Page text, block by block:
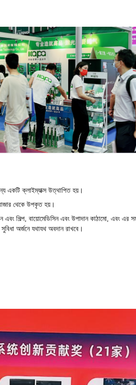
একটি ক্লাইম্যাক্স উত্থাপিত হয়।
বাজার থেকে উপকৃত হয়।
এবং শিল্প, বায়োমেডিসিন এবং উপাদান কাঠামো, এবং এর
অর্জনে যথাযথ অবদান রাখবে।